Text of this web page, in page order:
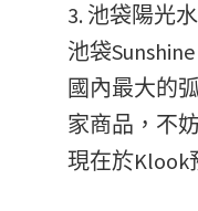
3. 池袋陽光
池袋
國內最大的
家商品，不
現在於Klook